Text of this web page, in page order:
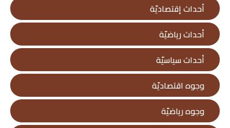
أحداث إقتصاديّة
أحداث رياضيّة
أحداث سياسيّة
وجوه اقتصاديّة
وجوه رياضيّة